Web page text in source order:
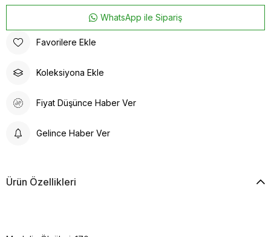
WhatsApp ile Sipariş
Favorilere Ekle
Koleksiyona Ekle
Fiyat Düşünce Haber Ver
Gelince Haber Ver
Ürün Özellikleri